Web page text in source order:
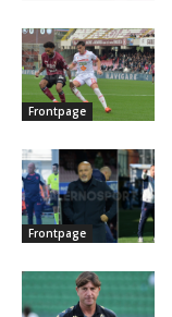
Frontpage
Frontpage